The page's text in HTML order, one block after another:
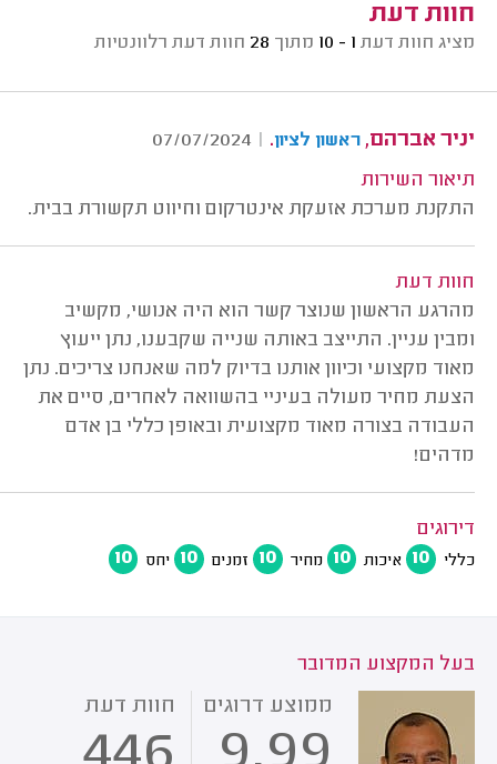
חוות דעת
מציג חוות דעת 1 - 10 מתוך 28 חוות דעת רלוונטיות
יניר אברהם, ראשון לציון.
|
07/07/2024
תיאור השירות
התקנת מערכת אזעקת אינטרקום וחיווט תקשורת בבית.
חוות דעת
מהרגע הראשון שנוצר קשר הוא היה אנושי, מקשיב
ומבין עניין. התייצב באותה שנייה שקבענו, נתן ייעוץ
מאוד מקצועי וכיוון אותנו בדיוק למה שאנחנו צריכים. נתן
הצעת מחיר מעולה בעיניי בהשוואה לאחרים, סיים את
העבודה בצורה מאוד מקצועית ובאופן כללי בן אדם
מדהים!
דירוגים
כללי 10 איכות 10 מחיר 10 זמנים 10 יחס 10
בעל המקצוע המדובר
ממוצע דרוגים חוות דעת